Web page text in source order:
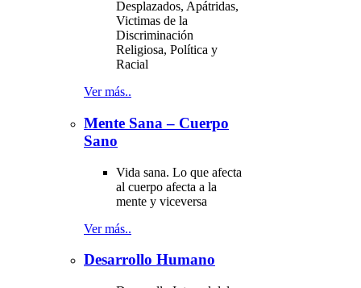
Desplazados, Apátridas,
Victimas de la
Discriminación
Religiosa, Política y
Racial
Ver más..
Mente Sana – Cuerpo
Sano
Vida sana. Lo que afecta
al cuerpo afecta a la
mente y viceversa
Ver más..
Desarrollo Humano